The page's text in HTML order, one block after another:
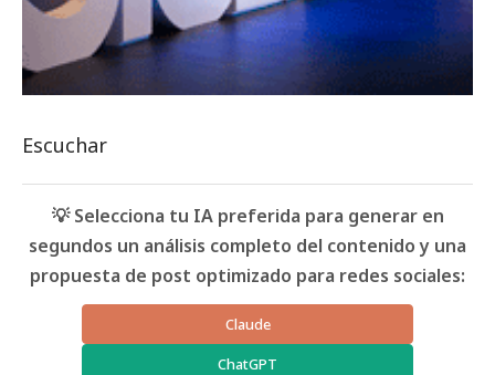
Escuchar
💡 Selecciona tu IA preferida para generar en
segundos un análisis completo del contenido y una
propuesta de post optimizado para redes sociales:
Claude
ChatGPT